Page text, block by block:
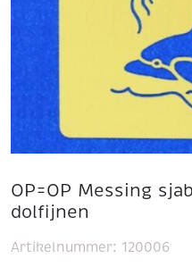
OP=OP Messing
dolfijnen
Artikelnummer: 120006